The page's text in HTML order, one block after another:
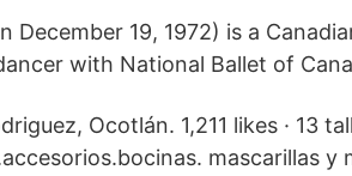
December 19, 1972) is a
with National Ballet of
Ocotlán. 1,211 likes · 13
mascarillas y